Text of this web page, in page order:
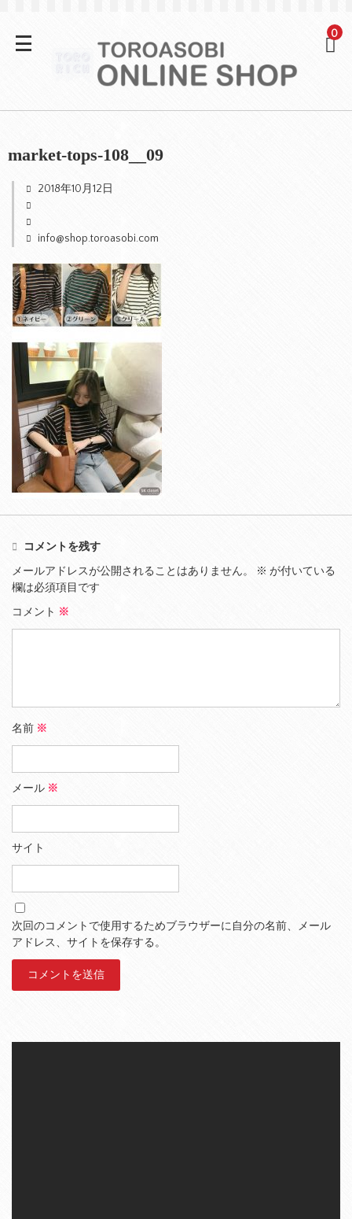
0
market-tops-108__09
2018年10月12日
info@shop.toroasobi.com
コメントを残す
メールアドレスが公開されることはありません。
※ が付いている
欄は必須項目です
コメント ※
名前 ※
メール ※
サイト
次回のコメントで使用するためブラウザーに自分の名前、メール
アドレス、サイトを保存する。